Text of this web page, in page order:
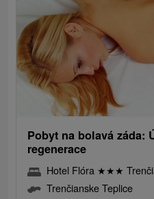
Pobyt na bolavá záda:
regenerace
Hotel Flóra ★★★
Trenčianske Teplice